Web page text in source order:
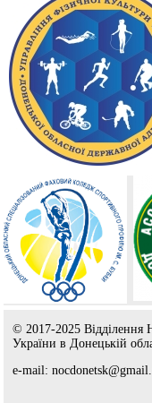
© 2017-2025 Відділення
України в Донецькій
e-mail: